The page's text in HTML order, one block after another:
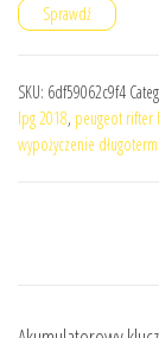
Sprawdź
SKU: 6df59062c9f4
lpg 2018, peugeot rifter
wypożyczenie